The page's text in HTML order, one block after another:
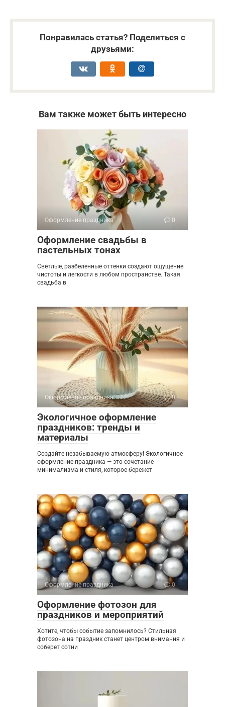
Понравилась статья? Поделиться с
друзьями:
Вам также может быть интересно
Оформление праздника 0
Оформление свадьбы в
пастельных тонах
Светлые, разбеленные оттенки создают ощущение
чистоты и легкости в любом пространстве. Такая
свадьба в
Оформление праздника 0
Экологичное оформление
праздников: тренды и
материалы
Создайте незабываемую атмосферу! Экологичное
оформление праздника — это сочетание
минимализма и стиля, которое бережет
Оформление праздника 0
Оформление фотозон для
праздников и мероприятий
Хотите, чтобы событие запомнилось? Стильная
фотозона на праздник станет центром внимания и
соберет сотни